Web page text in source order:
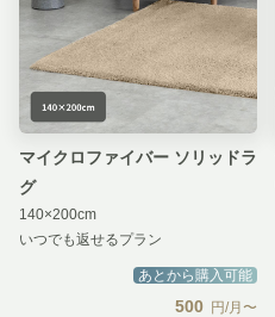
マイクロファイバー ソリッドラ
グ
140×200cm
いつでも返せるプラン
あとから購入可能
500 円/月〜